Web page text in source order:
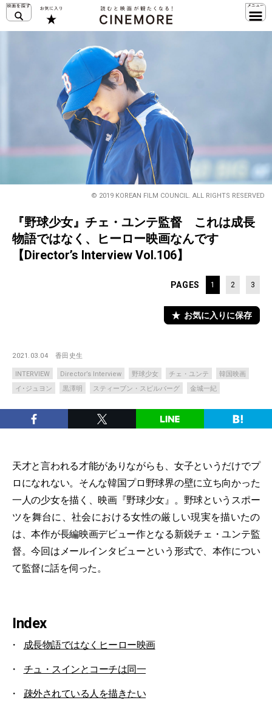
© 2019 KOREAN FILM COUNCIL. ALL RIGHTS RESERVED
『野球少女』チェ・ユンテ監督 これは成長
物語ではなく、ヒーロー映画なんです
【Director’s Interview Vol.106】
PAGES 1 2 3
お気に入りに保存
2021.03.04 香田史生
INTERVIEW Director’s Interview 野球少女 チェ・ユンテ
韓国映画
イ･ジュヨン
黒澤明 スティーブン・スピルバーグ 金城一紀
天才と言われる才能がありながらも、女子というだけでプ
ロになれない。そんな韓国プロ野球界の壁に立ち向かった
一人の少女を描く、映画『野球少女』。野球というスポー
ツを舞台に、社会における女性の厳しい現実を描いたの
は、本作が長編映画デビュー作となる新鋭チェ・ユンテ監
督。今回はメールインタビューという形式で、本作につい
て監督に話を伺った。
Index
成長物語ではなくヒーロー映画
チュ・スインとコーチは同一
疎外されている人を描きたい